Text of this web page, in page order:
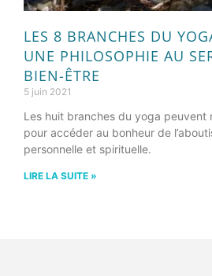
LES 8 BRANCHES DU
UNE PHILOSOPHIE AU
BIEN-ÊTRE
5 juin 2021
Les huit branches du yoga peuvent
pour accéder au bonheur de
personnelle et spirituelle.
LIRE LA SUITE »